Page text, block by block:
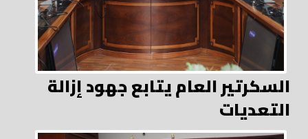
السكرتير العام يتابع جهود إزالة
التعديات